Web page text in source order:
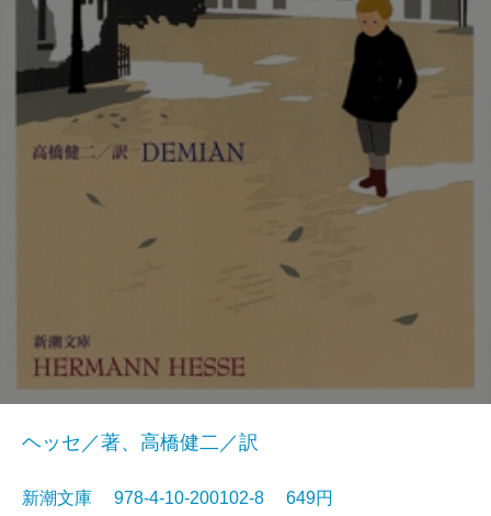
ヘッセ／著、高橋健二／訳
新潮文庫 978-4-10-200102-8 649円